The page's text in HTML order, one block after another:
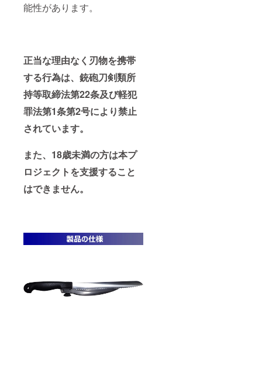
能性があります。
正当な理由なく刃物を携帯
する行為は、銃砲刀剣類所
持等取締法第22条及び軽犯
罪法第1条第2号により禁止
されています。
また、18歳未満の方は本プ
ロジェクトを支援すること
はできません。